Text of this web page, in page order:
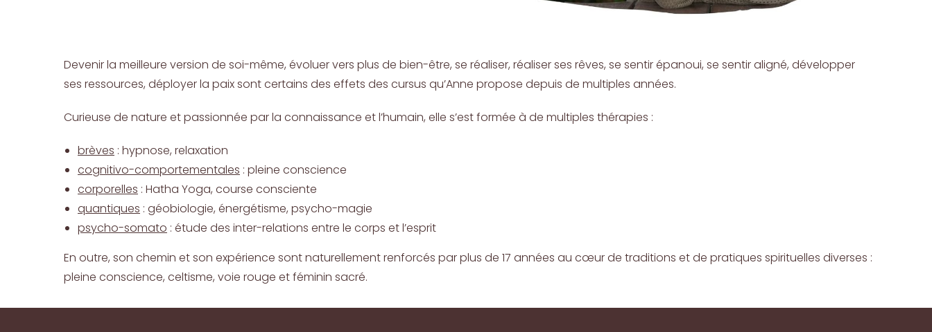
Devenir la meilleure version de soi-même, évoluer vers plus de bien-être, se réaliser, réaliser ses rêves, se sentir épanoui, se sentir aligné, développer
ses ressources, déployer la paix sont certains des effets des cursus qu’Anne propose depuis de multiples années.
Curieuse de nature et passionnée par la connaissance et l’humain, elle s’est formée à de multiples thérapies :
brèves : hypnose, relaxation
cognitivo-comportementales : pleine conscience
corporelles : Hatha Yoga, course consciente
quantiques : géobiologie, énergétisme, psycho-magie
psycho-somato : étude des inter-relations entre le corps et l’esprit
En outre, son chemin et son expérience sont naturellement renforcés par plus de 17 années au cœur de traditions et de pratiques spirituelles diverses :
pleine conscience, celtisme, voie rouge et féminin sacré.